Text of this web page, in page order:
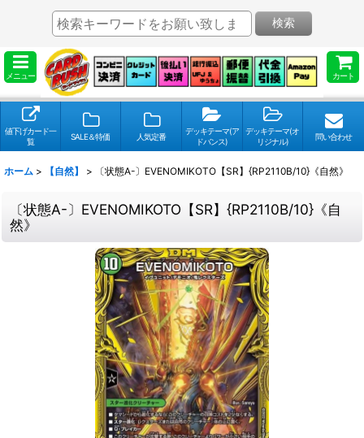
メニュー カート
検索
値下げカード一
覧
SALE＆特価 人気定番
デッキテーマ(ア
ドバンス)
デッキテーマ(オ
リジナル)
問い合わせ
ホーム > 【自然】 > 〔状態A-〕EVENOMIKOTO【SR】{RP2110B/10}《自然》
〔状態A-〕EVENOMIKOTO【SR】{RP2110B/10}《自
然》